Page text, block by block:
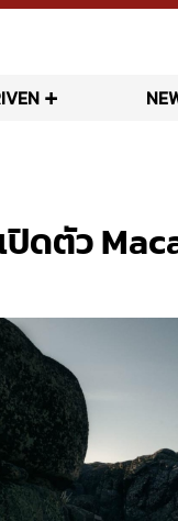
ปิดตัว